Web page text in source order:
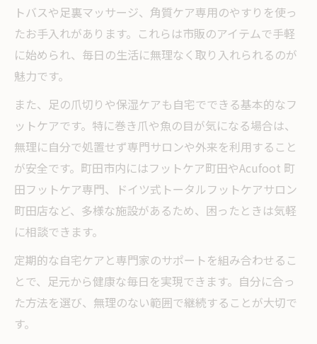
トバスや足裏マッサージ、角質ケア専用のやすりを使っ
たお手入れがあります。これらは市販のアイテムで手軽
に始められ、毎日の生活に無理なく取り入れられるのが
魅力です。
また、足の爪切りや保湿ケアも自宅でできる基本的なフ
ットケアです。特に巻き爪や魚の目が気になる場合は、
無理に自分で処置せず専門サロンや外来を利用すること
が安全です。町田市内にはフットケア町田やAcufoot 町
田フットケア専門、ドイツ式トータルフットケアサロン
町田店など、多様な施設があるため、困ったときは気軽
に相談できます。
定期的な自宅ケアと専門家のサポートを組み合わせるこ
とで、足元から健康な毎日を実現できます。自分に合っ
た方法を選び、無理のない範囲で継続することが大切で
す。